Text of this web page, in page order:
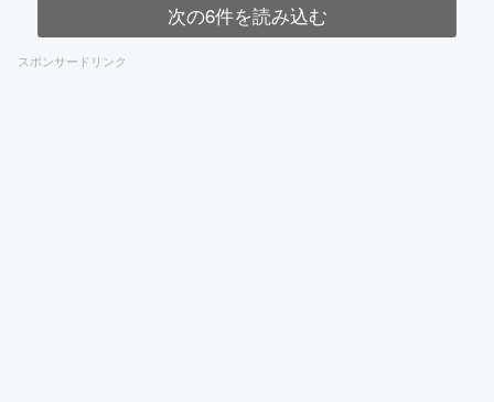
次の6件を読み込む
スポンサードリンク